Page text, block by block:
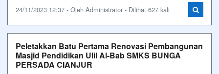
24/11/2023 12:37 - Oleh Administrator - Dilihat 627 kali
Peletakkan Batu Pertama Renovasi Pembangunan
Masjid Pendidikan Ulil Al-Bab SMKS BUNGA
PERSADA CIANJUR